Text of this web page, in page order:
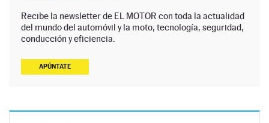
Recibe la newsletter de EL MOTOR con toda la actualidad
del mundo del automóvil y la moto, tecnología, seguridad,
conducción y eficiencia.
APÚNTATE